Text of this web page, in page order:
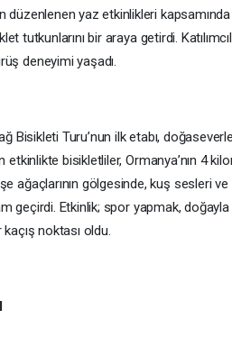
yaz etkinlikleri kapsamında
tutkunlarını bir araya getirdi.
deneyimi yaşadı.
Turu’nun ilk etabı,
bisikletliler, Ormanya’nın 4
ağaçlarının gölgesinde, kuş sesleri
geçirdi. Etkinlik; spor yapmak,
noktası oldu.